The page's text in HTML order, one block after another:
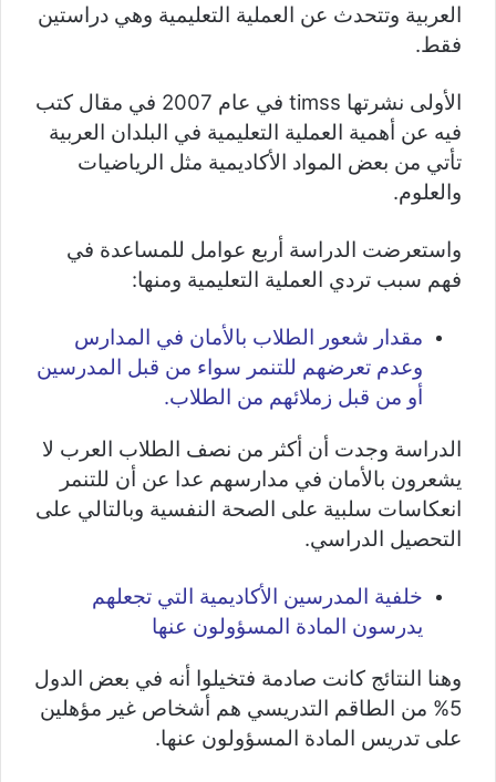
العربية وتتحدث عن العملية التعليمية وهي دراستين
فقط.
الأولى نشرتها timss في عام 2007 في مقال كتب
فيه عن أهمية العملية التعليمية في البلدان العربية
تأتي من بعض المواد الأكاديمية مثل الرياضيات
والعلوم.
واستعرضت الدراسة أربع عوامل للمساعدة في
فهم سبب تردي العملية التعليمية ومنها:
مقدار شعور الطلاب بالأمان في المدارس
وعدم تعرضهم للتنمر سواء من قبل المدرسين
أو من قبل زملائهم من الطلاب.
الدراسة وجدت أن أكثر من نصف الطلاب العرب لا
يشعرون بالأمان في مدارسهم عدا عن أن للتنمر
انعكاسات سلبية على الصحة النفسية وبالتالي على
التحصيل الدراسي.
خلفية المدرسين الأكاديمية التي تجعلهم
يدرسون المادة المسؤولون عنها
وهنا النتائج كانت صادمة فتخيلوا أنه في بعض الدول
5% من الطاقم التدريسي هم أشخاص غير مؤهلين
على تدريس المادة المسؤولون عنها.